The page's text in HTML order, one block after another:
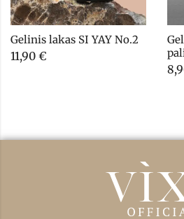
Gelinis lakas SI YAY No.2
11,90 €